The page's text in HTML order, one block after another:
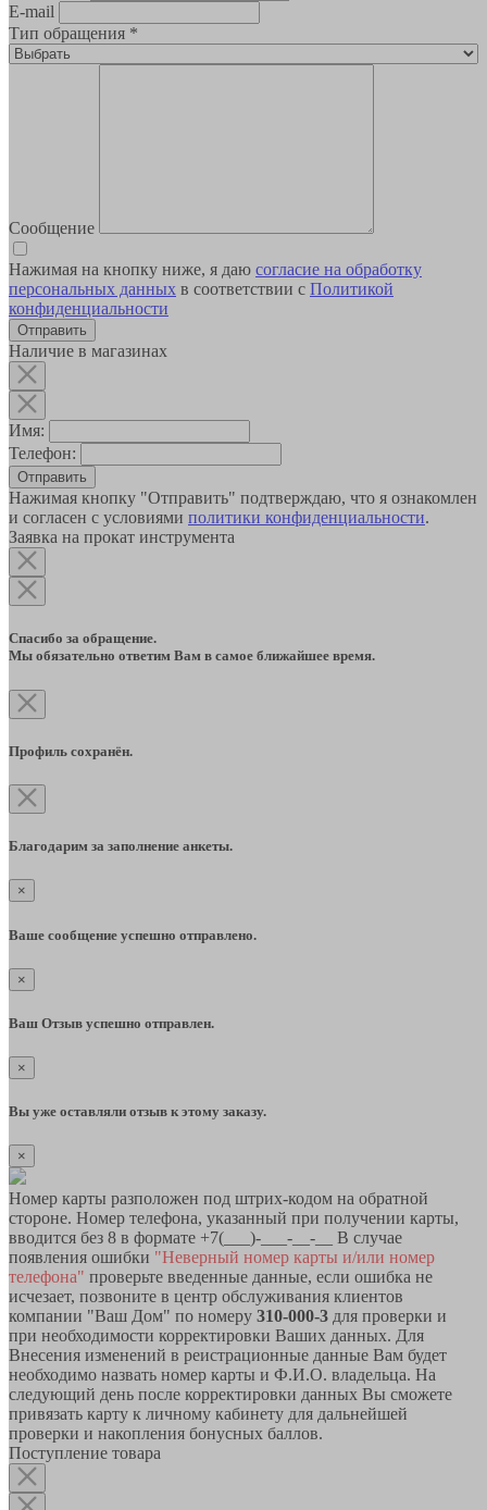
E-mail
Тип обращения *
Сообщение
Нажимая на кнопку ниже, я даю согласие на обработку
персональных данных в соответствии с Политикой
конфиденциальности
Наличие в магазинах
Имя:
Телефон:
Отправить
Нажимая кнопку "Отправить" подтверждаю, что я ознакомлен
и согласен с условиями политики конфиденциальности.
Заявка на прокат инструмента
Спасибо за обращение.
Мы обязательно ответим Вам в самое ближайшее время.
Профиль сохранён.
Благодарим за заполнение анкеты.
×
Ваше сообщение успешно отправлено.
×
Ваш Отзыв успешно отправлен.
×
Вы уже оставляли отзыв к этому заказу.
×
Номер карты разположен под штрих-кодом на обратной
стороне. Номер телефона, указанный при получении карты,
вводится без 8 в формате +7(___)-___-__-__ В случае
появления ошибки "Неверный номер карты и/или номер
телефона" проверьте введенные данные, если ошибка не
исчезает, позвоните в центр обслуживания клиентов
компании "Ваш Дом" по номеру 310-000-3 для проверки и
при необходимости корректировки Ваших данных. Для
Внесения изменений в реистрационные данные Вам будет
необходимо назвать номер карты и Ф.И.О. владельца. На
следующий день после корректировки данных Вы сможете
привязать карту к личному кабинету для дальнейшей
проверки и накопления бонусных баллов.
Поступление товара